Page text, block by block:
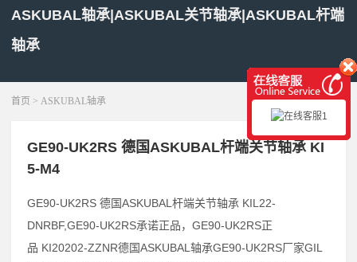
ASKUBAL轴承|ASKUBAL关节轴承|ASKUBAL杆端
轴承
展开菜单
首页 > ASKUBAL轴承
GE90-UK2RS 德国ASKUBAL杆端关节轴承 KI
5-M4
GE90-UK2RS 德国ASKUBAL杆端关节轴承 KIL22-
DNRBF,GE90-UK2RS承诺正品，GE90-UK2RS正
品 KI20202-ZZNR德国ASKUBAL轴承GE90-UK2RS厂家GIL